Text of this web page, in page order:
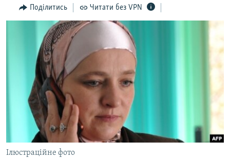
Перейти
до
ПОГЛЯД
ВСЕ ЗА ДЕНЬ
СПЕЦПРОЕКТИ
ДЕПОРТАЦІЯ
ВІДЕОУРОКИ «ELIFBE»
СВІДЧЕННЯ ОКУПАЦІЇ
УКРАЇНСЬКА ПРОБЛЕМА КРИМУ
ІНФОГРАФІКА
ЯК ОБІЙТИ БЛОКУВАННЯ
Русский
Qırımtatar
ДОЛУЧАЙСЯ!
Поділитись Читати без VPN
Ілюстраційне фото